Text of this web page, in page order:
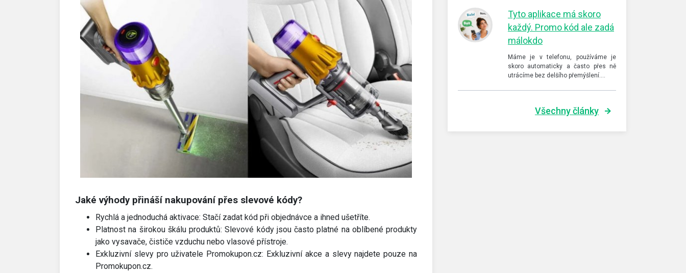
Jaké výhody přináší nakupování přes slevové kódy?
Rychlá a jednoduchá aktivace: Stačí zadat kód při objednávce a ihned ušetříte.
Platnost na širokou škálu produktů: Slevové kódy jsou často platné na oblíbené produkty
jako vysavače, čističe vzduchu nebo vlasové přístroje.
Exkluzivní slevy pro uživatele Promokupon.cz: Exkluzivní akce a slevy najdete pouze na
Promokupon.cz.
Tyto aplikace má skoro
každý. Promo kód ale zadá
málokdo
Máme je v telefonu, používáme je
skoro automaticky a často přes ně
utrácíme bez delšího přemýšlení.…
Všechny články